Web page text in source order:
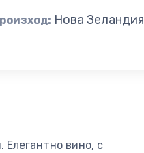
Нова Зеландия
Елегантно вино, с